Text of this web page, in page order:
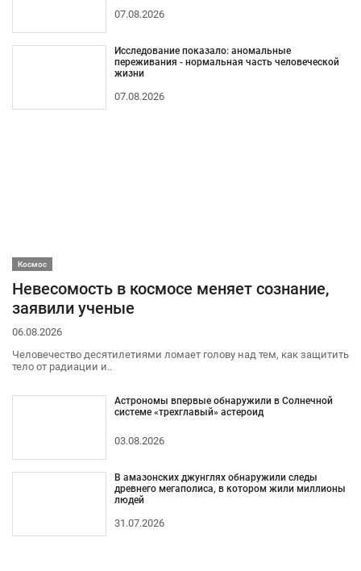
07.08.2026
Исследование показало: аномальные
переживания - нормальная часть человеческой
жизни
07.08.2026
Космос
Невесомость в космосе меняет сознание,
заявили ученые
06.08.2026
Человечество десятилетиями ломает голову над тем, как защитить
тело от радиации и..
Астрономы впервые обнаружили в Солнечной
системе «трехглавый» астероид
03.08.2026
В амазонских джунглях обнаружили следы
древнего мегаполиса, в котором жили миллионы
людей
31.07.2026